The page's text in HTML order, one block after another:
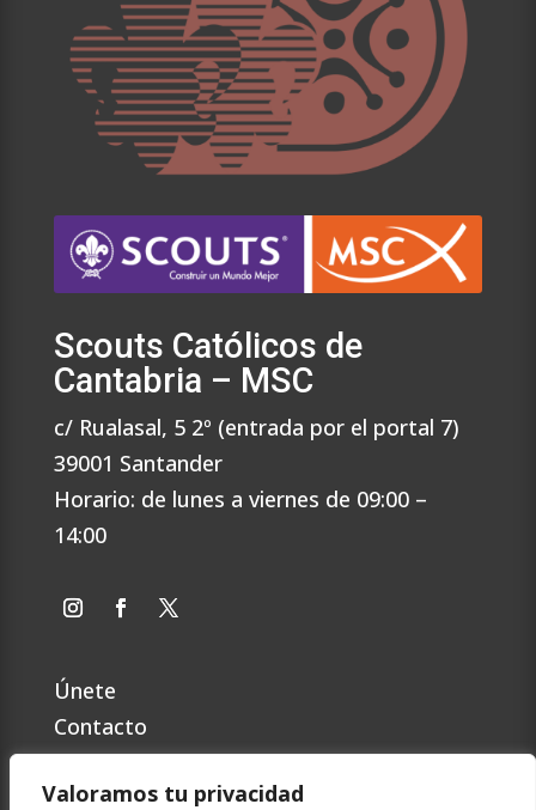
Valoramos tu privacidad
Scouts Católicos de
Cantabria – MSC
c/ Rualasal, 5 2º (entrada por el portal 7)
39001 Santander
Horario: de lunes a viernes de 09:00 –
14:00
Únete
Contacto
Preguntas Frecuentes
Política de privacidad